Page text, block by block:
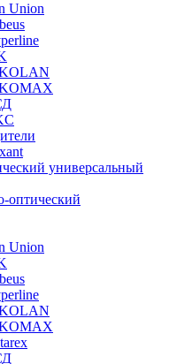
Union
универсальный
оптический
Union